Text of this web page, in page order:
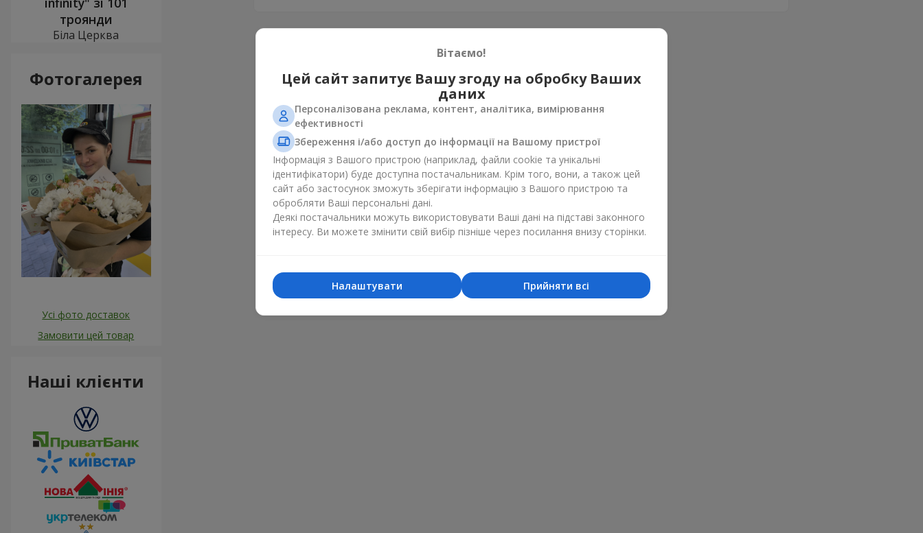
троянди
Біла Церква
Фотогалерея
Усі фото доставок
Замовити цей товар
Наші клієнти
Вітаємо!
Цей сайт запитує Вашу згоду на обробку Ваших
даних
Персоналізована реклама, контент, аналітика, вимірювання
ефективності
Збереження і/або доступ до інформації на Вашому пристрої
Інформація з Вашого пристрою (наприклад, файли cookie та унікальні
ідентифікатори) буде доступна постачальникам. Крім того, вони, а також цей
сайт або застосунок зможуть зберігати інформацію з Вашого пристрою та
обробляти Ваші персональні дані.
Деякі постачальники можуть використовувати Ваші дані на підставі законного
інтересу. Ви можете змінити свій вибір пізніше через посилання внизу сторінки.
Прийняти всі
Налаштувати